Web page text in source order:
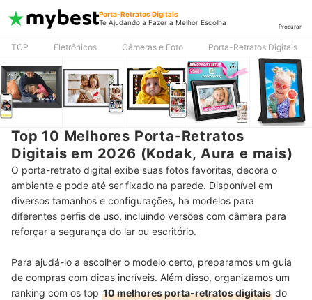
Porta-Retratos Digitais
Te Ajudando a Fazer a Melhor Escolha
Procurar
TOP Eletrônicos Câmeras e Foto Porta-Retratos Digitais
Top 10 Melhores Porta-Retratos
Digitais em 2026 (Kodak, Aura e mais)
O porta-retrato digital exibe suas fotos favoritas, decora o
ambiente e pode até ser fixado na parede. Disponível em
diversos tamanhos e configurações, há modelos para
diferentes perfis de uso, incluindo versões com câmera para
reforçar a segurança do lar ou escritório.
Para ajudá-lo a escolher o modelo certo, preparamos um guia
de compras com dicas incríveis. Além disso, organizamos um
ranking com os top 10 melhores porta-retratos digitais do